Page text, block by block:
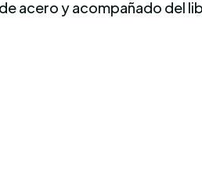
acero y acompañado del